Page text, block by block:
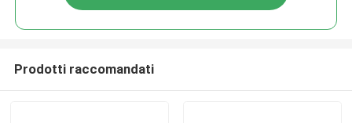
Prodotti raccomandati